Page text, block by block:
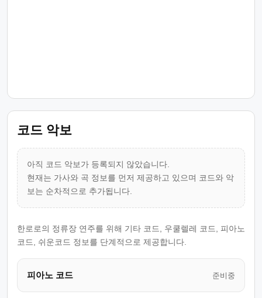
코드 악보
아직 코드 악보가 등록되지 않았습니다.
현재는 가사와 곡 정보를 먼저 제공하고 있으며 코드와 악
보는 순차적으로 추가됩니다.
한로로의 정류장 연주를 위해 기타 코드, 우쿨렐레 코드, 피아노
코드, 쉬운코드 정보를 단계적으로 제공합니다.
피아노 코드 준비중